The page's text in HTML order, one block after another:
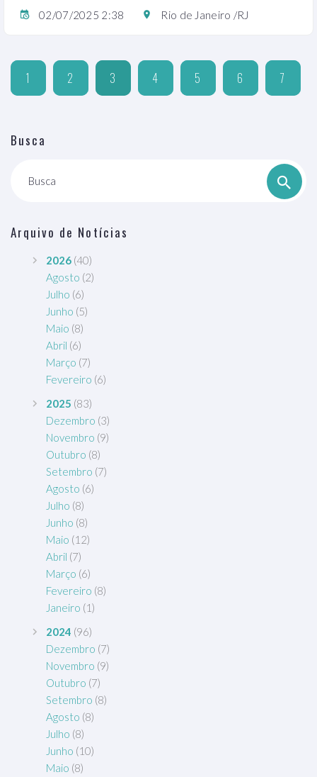
02/07/2025 2:38 Rio de Janeiro /RJ
1 2 3 4 5 6 7
Busca
Busca
Arquivo de Notícias
2026 (40)
Agosto (2)
Julho (6)
Junho (5)
Maio (8)
Abril (6)
Março (7)
Fevereiro (6)
2025 (83)
Dezembro (3)
Novembro (9)
Outubro (8)
Setembro (7)
Agosto (6)
Julho (8)
Junho (8)
Maio (12)
Abril (7)
Março (6)
Fevereiro (8)
Janeiro (1)
2024 (96)
Dezembro (7)
Novembro (9)
Outubro (7)
Setembro (8)
Agosto (8)
Julho (8)
Junho (10)
Maio (8)